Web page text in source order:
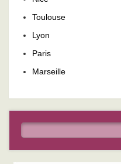
Toulouse
Lyon
Paris
Marseille